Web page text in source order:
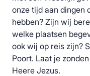
onze tijd aan dingen
hebben? Zijn wij
welke plaatsen
ook wij op reis zijn?
Poort. Laat je
Heere Jezus.